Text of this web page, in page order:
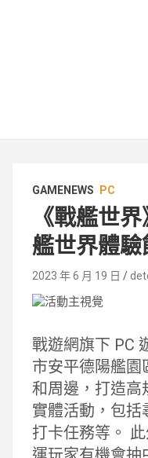
GAMENEWS PC
《戰艦世
艦世界體驗
2023 年 6 月 19 日
戰遊網旗下 PC
市安平德陽艦園
和周邊，打造高
實體活動，包括
打卡任務等。